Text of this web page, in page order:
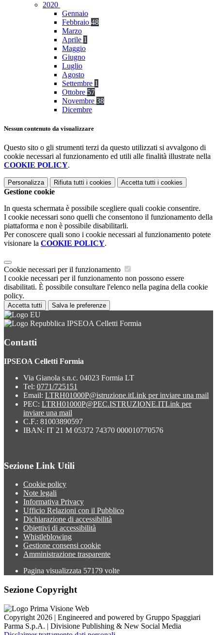
2020
Gennaio
Febbraio 48
Marzo
Aprile 1
Maggio
Giugno
Luglio
Agosto
Settembre 1
Ottobre 57
Novembre 38
Dicembre
Nessun contenuto da visualizzare
Questo sito o gli strumenti terzi da questo utilizzati si avvalgono di
cookie necessari al funzionamento ed utili alle finalità illustrate nella
COOKIE POLICY.
Personalizza Rifiuta tutti i cookies Accetta tutti i cookies
Gestione cookie
In questa schermata è possibile scegliere quali cookie consentire.
I cookie necessari sono quelli che consentono il funzionamento della
piattaforma e non è possibile disabilitarli.
Per conoscere quali sono i cookie necessari al funzionamento potete
visionare la COOKIE POLICY.
Cookie necessari per il funzionamento
I cookie necessari per il funzionamento non possono essere
disabilitati. È possibile consultare l'elenco nella pagina della cookie
policy.
Accetta tutti Salva le preferenze
IPSEOA Celletti Formia
Contatti
IPSEOA Celletti Formia
Via Gianola s.n.c. 04023 Formia LT
Tel: 0771/725151
Email: LTRH01000P@istruzione.itLink per inviare una mail
PEC: LTRH01000P@PEC.ISTRUZIONE.ITLink per
inviare una mail
C.F.: 81003890597
IBAN: IT 21 M 05372 74370 000010770576
Sezione Link Utili
Cookie policy
Note legali
Informativa Privacy
Ufficio Relazioni con il Pubblico
Dichiarazione di accessibilità
Obiettivi di accessibilità
Whistleblowing
Gestione consensi cookie
Amministrazione trasparente
Pagina visualizzata 57179 volte
Sezione Copyright
Copyright 2026 | Engineered and powered by Gruppo Spaggiari
Parma S.p.A. | Divisione Publishing & New Social Media